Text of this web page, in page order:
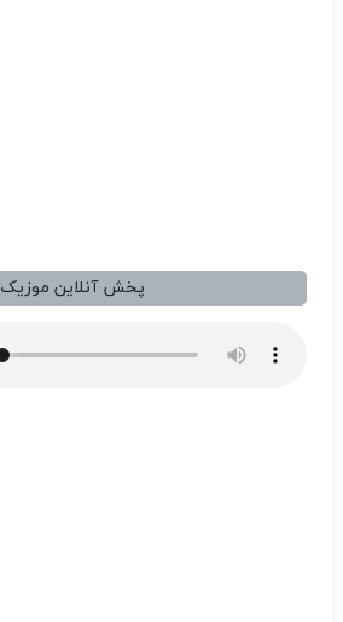
پخش آنلاین موزیک